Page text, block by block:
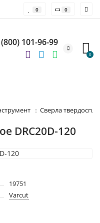
0 0
101-96-99
0
Сверла
DRC20D-120
19751
Varcut